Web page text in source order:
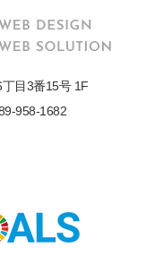
目3番15号 1F
958-1682